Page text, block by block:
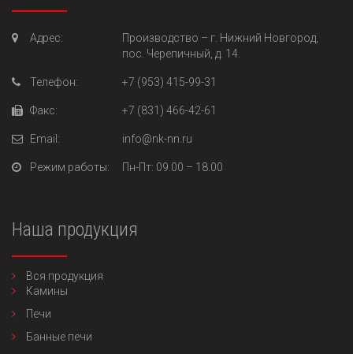
Адрес: Производство – г. Нижний Новгород,
пос. Черепичный, д. 14.
Телефон: +7 (953) 415-99-31
Факс: +7 (831) 466-42-61
Email: info@nk-nn.ru
Режим работы: Пн-Пт: 09.00 – 18.00
Наша продукция
Вся продукция
Камины
Печи
Банные печи